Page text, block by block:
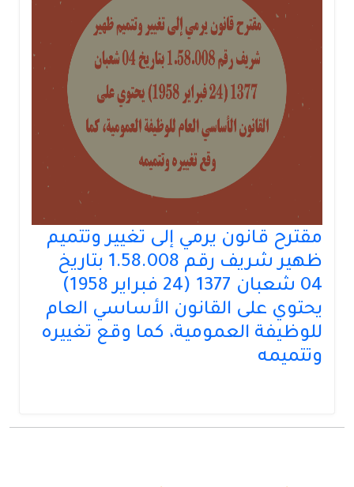
مقترح قانون يرمي إلى تغيير وتتميم
ظهير شريف رقم 1.58.008 بتاريخ
04 شعبان 1377 (24 فبراير 1958)
يحتوي على القانون الأساسي العام
للوظيفة العمومية، كما وقع تغييره
وتتميمه